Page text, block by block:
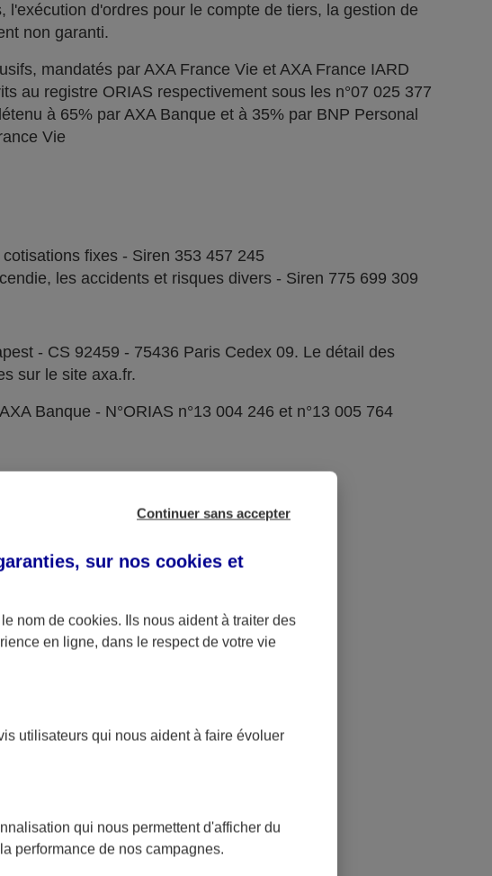
d'ordres pour le compte de tiers, la gestion de
non garanti.
mandatés par AXA France Vie et AXA France IARD
au registre ORIAS respectivement sous les n°07 025 377
à 65% par AXA Banque et à 35% par BNP Personal
Vie
fixes - Siren 353 457 245
les accidents et risques divers - Siren 775 699 309
- CS 92459 - 75436 Paris Cedex 09. Le détail des
sur le site axa.fr.
Banque - N°ORIAS n°13 004 246 et n°13 005 764
Continuer sans accepter
sur nos cookies et
nom de cookies. Ils nous aident à traiter des
en ligne, dans le respect de votre vie
utilisateurs qui nous aident à faire évoluer
qui nous permettent d'afficher du
performance de nos campagnes.